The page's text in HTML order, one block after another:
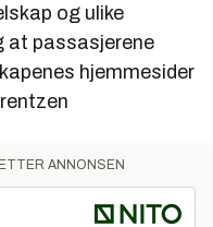
og ulike
at passasjerene
hjemmesider
ANNONSEN